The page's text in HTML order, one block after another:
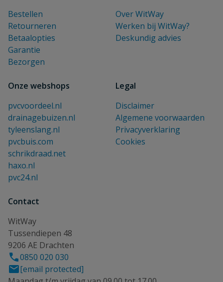
Bestellen
Retourneren
Betaalopties
Garantie
Bezorgen
Over WitWay
Werken bij WitWay?
Deskundig advies
Onze webshops
pvcvoordeel.nl
drainagebuizen.nl
tyleenslang.nl
pvcbuis.com
schrikdraad.net
haxo.nl
pvc24.nl
Legal
Disclaimer
Algemene voorwaarden
Privacyverklaring
Cookies
Contact
WitWay
Tussendiepen 48
9206 AE Drachten
0850 020 030
[email protected]